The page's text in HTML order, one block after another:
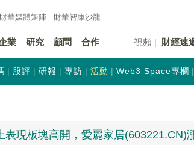
財華媒體矩陣 財華智庫沙龍
業 研究 顧問 合作 視頻 財經速
股評 研報 專訪 活動 Web3 Space專欄
表現板塊高開，愛麗家居(603221.CN)